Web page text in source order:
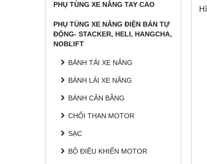
PHỤ TÙNG XE NÂNG TAY CAO
PHỤ TÙNG XE NÂNG ĐIỆN BÁN TỰ
ĐỘNG- STACKER, HELI, HANGCHA,
NOBLIFT
BÁNH TẢI XE NÂNG
BÁNH LÁI XE NÂNG
BÁNH CÂN BẰNG
CHỔI THAN MOTOR
SẠC
BỘ ĐIỀU KHIỂN MOTOR